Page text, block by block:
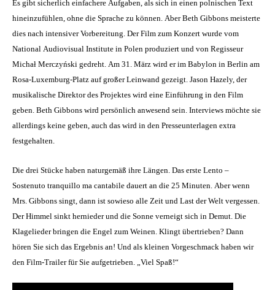
Es gibt sicherlich einfachere Aufgaben, als sich in einen polnischen Text
hineinzufühlen, ohne die Sprache zu können. Aber Beth Gibbons meisterte
dies nach intensiver Vorbereitung. Der Film zum Konzert wurde vom
National Audiovisual Institute in Polen produziert und von Regisseur
Michał Merczyński gedreht. Am 31. März wird er im Babylon in Berlin am
Rosa-Luxemburg-Platz auf großer Leinwand gezeigt. Jason Hazely, der
musikalische Direktor des Projektes wird eine Einführung in den Film
geben. Beth Gibbons wird persönlich anwesend sein. Interviews möchte sie
allerdings keine geben, auch das wird in den Presseunterlagen extra
festgehalten.
Die drei Stücke haben naturgemäß ihre Längen. Das erste Lento –
Sostenuto tranquillo ma cantabile dauert an die 25 Minuten. Aber wenn
Mrs. Gibbons singt, dann ist sowieso alle Zeit und Last der Welt vergessen.
Der Himmel sinkt hernieder und die Sonne verneigt sich in Demut. Die
Klagelieder bringen die Engel zum Weinen. Klingt übertrieben? Dann
hören Sie sich das Ergebnis an! Und als kleinen Vorgeschmack haben wir
den Film-Trailer für Sie aufgetrieben. „Viel Spaß!“